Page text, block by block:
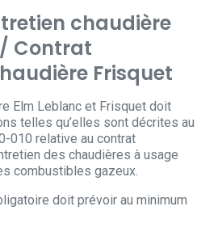
chaudière
Contrat
Frisquet
Elm Leblanc et Frisquet doit
telles qu’elles sont décrites au
010 relative au contrat
des chaudières à usage
combustibles gazeux.
doit prévoir au minimum